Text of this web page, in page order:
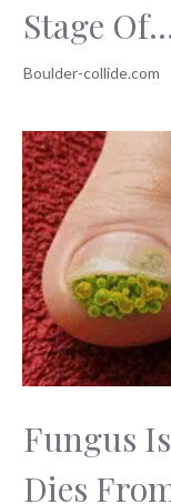
Stage
Fungus
Dies